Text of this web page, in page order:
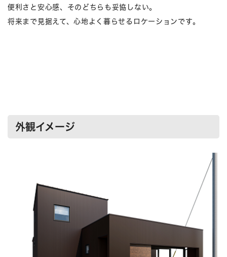
便利さと安心感、そのどちらも妥協しない。
将来まで見据えて、心地よく暮らせるロケーションです。
外観イメージ